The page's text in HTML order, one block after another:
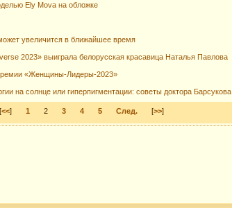
Ely Mova на обложке
увеличится в ближайшее время
2023» выиграла белорусская красавица Наталья Павлова
«Женщины-Лидеры-2023»
на солнце или гиперпигментации: советы доктора Барсукова
[<<] 1 2 3 4 5 След. [>>]